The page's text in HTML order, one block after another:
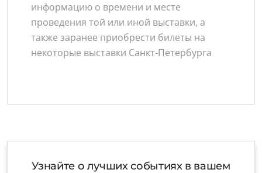
информацию о времени и месте
проведения той или иной выставки, а
также заранее приобрести билеты на
некоторые выставки Санкт-Петербурга
Узнайте о лучших событиях в вашем